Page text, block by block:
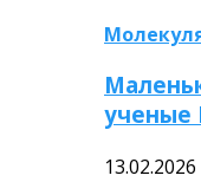
13.02.2026